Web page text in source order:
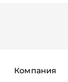
Компания